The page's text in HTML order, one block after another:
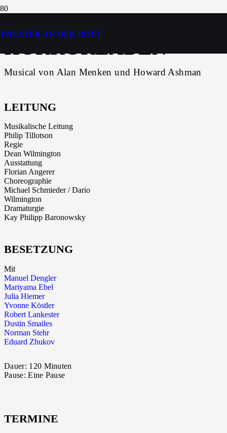
THEATER AN DER ROTT
DER KLEINE
HORRORLADEN
Musical von Alan Menken und Howard Ashman
LEITUNG
Musikalische Leitung
Philip Tillotson
Regie
Dean Wilmington
Ausstattung
Florian Angerer
Choreographie
Michael Schmieder / Dario
Wilmington
Dramaturgie
Kay Philipp Baronowsky
BESETZUNG
Mit
Manuel Dengler
Mariyama Ebel
Julia Hiemer
Yvonne Köstler
Robert Lankester
Dustin Smailes
Norman Stehr
Eduard Zhukov
Dauer: 120 Minuten
Pause:Eine Pause
TERMINE